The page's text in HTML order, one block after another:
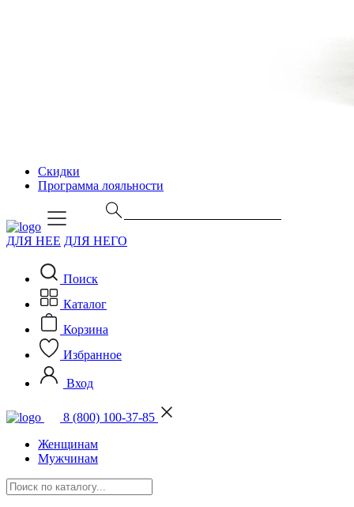
Скидки
Программа лояльности
ДЛЯ НЕЕ ДЛЯ НЕГО
Поиск
Каталог
Корзина
Избранное
Вход
8 (800) 100-37-85
Женщинам
Мужчинам